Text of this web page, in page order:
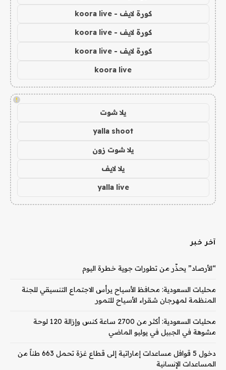
كورة لايف - koora live
كورة لايف - koora live
كورة لايف - koora live
koora live
!
يلا شوت
yalla shoot
يلا شوت زون
يلا لايف
yalla live
آخر خبر
“الأرصاد” يحذّر من تطورات جوية خطرة اليوم
محليات السعودية: محافظ الأسياح يرأس الاجتماع التنسيقي للجنة
المنظمة لمهرجان شقراء الأسياح للتمور
محليات السعودية: أكثر من 2700 ساعة كنس وإزالة 120 لوحة
مشوهة في الجبيل في يوليو الماضي
دخول 5 قوافل مساعدات إماراتية إلى قطاع غزة تحمل 663 طناً من
المساعدات الإنسانية